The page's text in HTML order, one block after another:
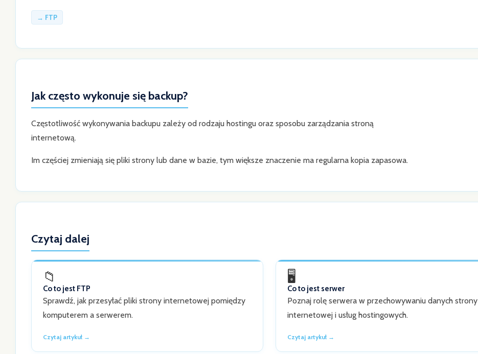
→ FTP
Jak często wykonuje się backup?
Częstotliwość wykonywania backupu zależy od rodzaju hostingu oraz sposobu zarządzania stroną
internetową.
Im częściej zmieniają się pliki strony lub dane w bazie, tym większe znaczenie ma regularna kopia zapasowa.
Czytaj dalej
📁
Co to jest FTP
Sprawdź, jak przesyłać pliki strony internetowej pomiędzy
komputerem a serwerem.
Czytaj artykuł →
🖥️
Co to jest serwer
Poznaj rolę serwera w przechowywaniu danych strony
internetowej i usług hostingowych.
Czytaj artykuł →